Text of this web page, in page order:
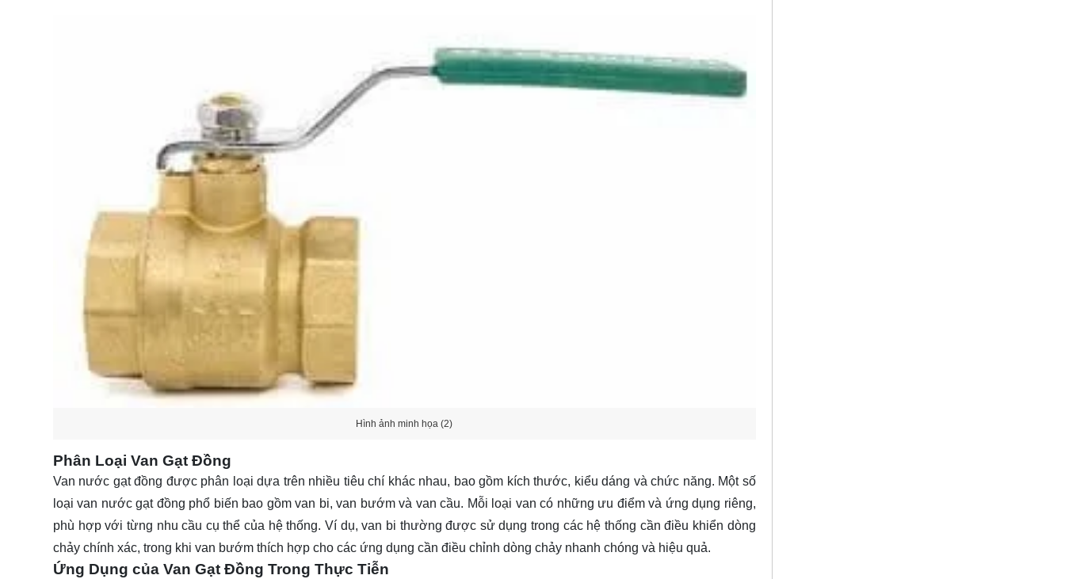
Hình ảnh minh họa (2)
Phân Loại Van Gạt Đồng
Van nước gạt đồng được phân loại dựa trên nhiều tiêu chí khác nhau, bao gồm kích thước, kiểu dáng và chức năng. Một số
loại van nước gạt đồng phổ biến bao gồm van bi, van bướm và van cầu. Mỗi loại van có những ưu điểm và ứng dụng riêng,
phù hợp với từng nhu cầu cụ thể của hệ thống. Ví dụ, van bi thường được sử dụng trong các hệ thống cần điều khiển dòng
chảy chính xác, trong khi van bướm thích hợp cho các ứng dụng cần điều chỉnh dòng chảy nhanh chóng và hiệu quả.
Ứng Dụng của Van Gạt Đồng Trong Thực Tiễn